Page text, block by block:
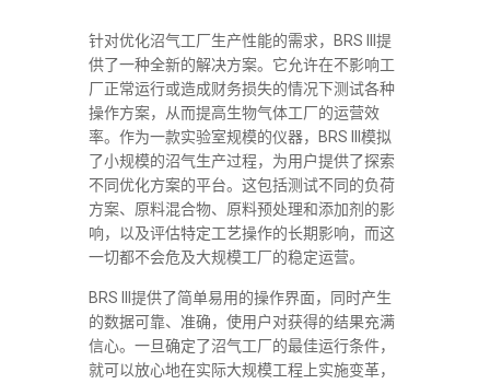
针对优化沼气工厂生产性能的需求，BRS III提
供了一种全新的解决方案。它允许在不影响工
厂正常运行或造成财务损失的情况下测试各种
操作方案，从而提高生物气体工厂的运营效
率。作为一款实验室规模的仪器，BRS III模拟
了小规模的沼气生产过程，为用户提供了探索
不同优化方案的平台。这包括测试不同的负荷
方案、原料混合物、原料预处理和添加剂的影
响，以及评估特定工艺操作的长期影响，而这
一切都不会危及大规模工厂的稳定运营。
BRS III提供了简单易用的操作界面，同时产生
的数据可靠、准确，使用户对获得的结果充满
信心。一旦确定了沼气工厂的最佳运行条件，
就可以放心地在实际大规模工程上实施变革，